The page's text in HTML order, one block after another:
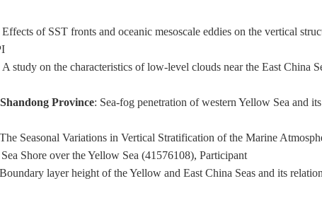
Effects of SST fronts and oceanic mesoscale eddies on the vertical
A study on the characteristics of low-level clouds near the East China
Province: Sea-fog penetration of western Yellow Sea and
Seasonal Variations in Vertical Stratification of the Marine
Shore over the Yellow Sea (41576108), Participant
layer height of the Yellow and East China Seas and its